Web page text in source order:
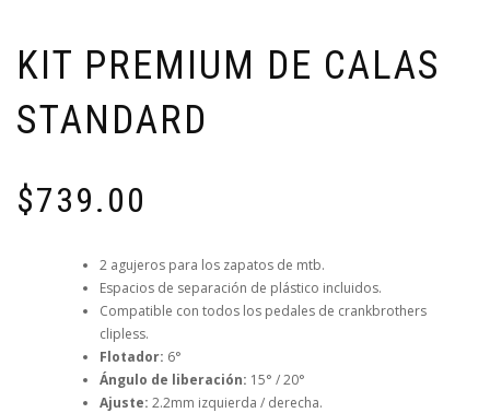
KIT PREMIUM DE CALAS
STANDARD
$739.00
2 agujeros para los zapatos de mtb.
Espacios de separación de plástico incluidos.
Compatible con todos los pedales de crankbrothers
clipless.
Flotador: 6°
Ángulo de liberación: 15° / 20°
Ajuste: 2.2mm izquierda / derecha.